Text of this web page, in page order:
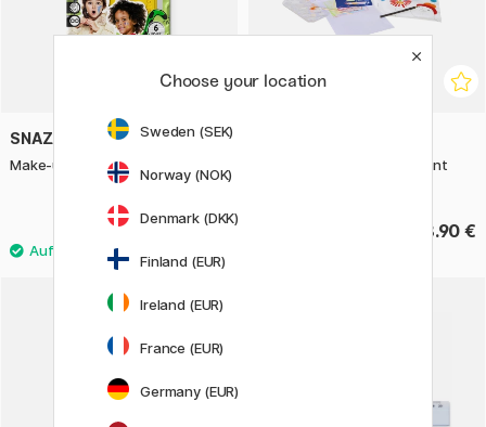
SNAZAROO
Make-up-Schablonen Nature
8.60 €
Colour box Mixed fun & paint
28.90 €
Choose your location
Sweden (SEK)
Norway (NOK)
Denmark (DKK)
Finland (EUR)
Ireland (EUR)
France (EUR)
Germany (EUR)